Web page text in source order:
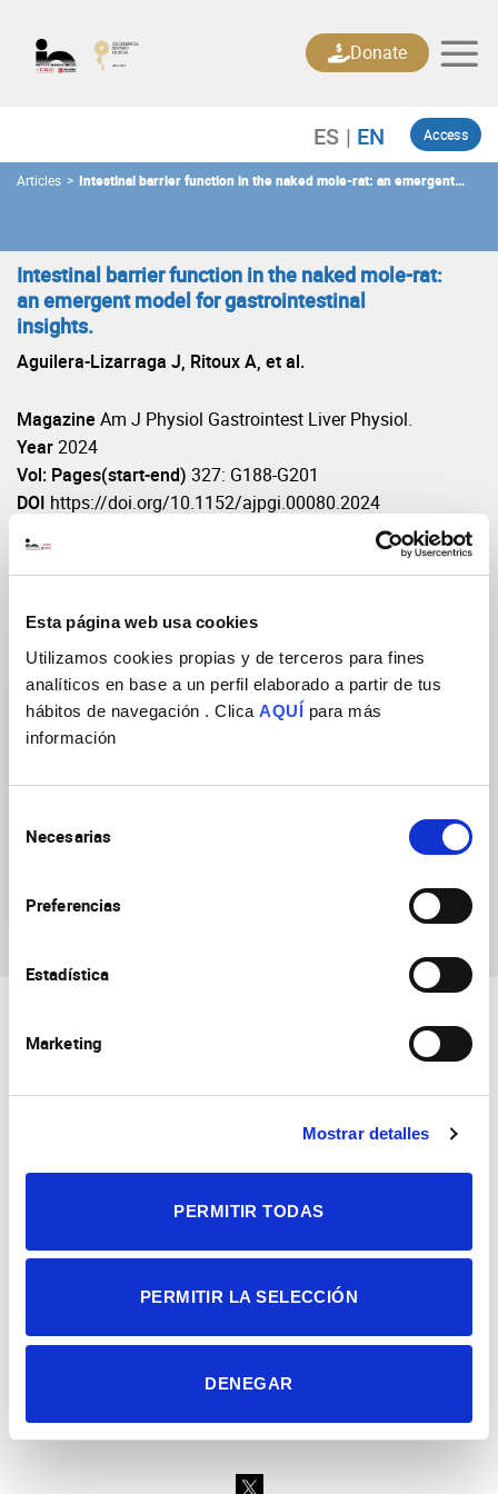
Esta página web usa cookies
Utilizamos cookies propias y de terceros para fines
analíticos en base a un perfil elaborado a partir de tus
hábitos de navegación . Clica AQUÍ para más
información
Necesarias
Preferencias
Estadística
Marketing
Mostrar detalles
PERMITIR TODAS
PERMITIR LA SELECCIÓN
DENEGAR
content
Access
Donate
Articles > Intestinal barrier function in the naked mole-rat: an emergent
Intestinal barrier function in the naked mole-rat:
an emergent model for gastrointestinal
insights.
Aguilera-Lizarraga J, Ritoux A, et al.
Magazine Am J Physiol Gastrointest Liver Physiol.
Year2024
Vol: Pages(start-end) 327: G188-G201
DOI https://doi.org/10.1152/ajpgi.00080.2024
Research Groups
→ Emerging line:
Neuroimmune Modulation
Function
Campus de San Juan | Sant Joan d’Alacant
Alicante | España
Tel. + 34 965 23 37 00